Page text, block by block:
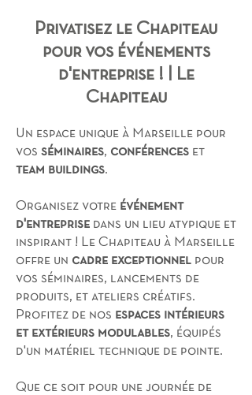
Privatisez le Chapiteau
pour vos événements
d'entreprise ! | Le
Chapiteau
Un espace unique à Marseille pour
vos séminaires, conférences et
team buildings.
Organisez votre événement
d'entreprise dans un lieu atypique et
inspirant ! Le Chapiteau à Marseille
offre un cadre exceptionnel pour
vos séminaires, lancements de
produits, et ateliers créatifs.
Profitez de nos espaces intérieurs
et extérieurs modulables, équipés
d'un matériel technique de pointe.
Que ce soit pour une journée de